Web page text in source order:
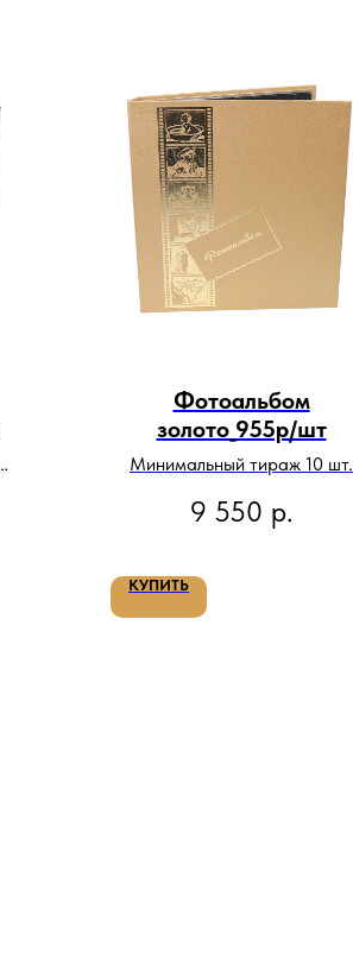
Фотоальбом
золото_955р/шт
Минимальный тираж 10 шт.
9 550 р.
КУПИТЬ